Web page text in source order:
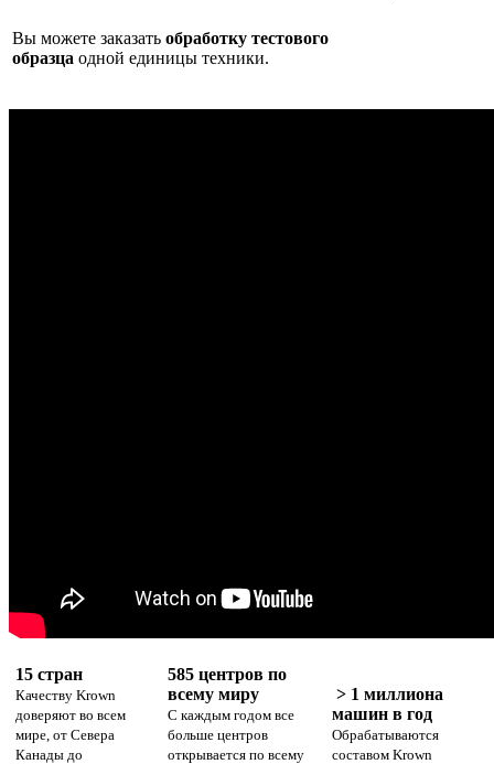
Вы можете заказать обработку тестового
образца одной единицы техники.
15 стран
Качеству Krown
доверяют во всем
мире, от Севера
Канады до
585 центров по
всему миру
С каждым годом все
больше центров
открывается по всему
> 1 миллиона
машин в год
Обрабатываются
составом Krown